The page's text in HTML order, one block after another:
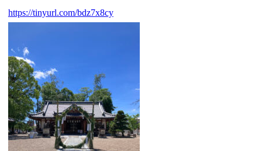
https://tinyurl.com/bdz7x8cy